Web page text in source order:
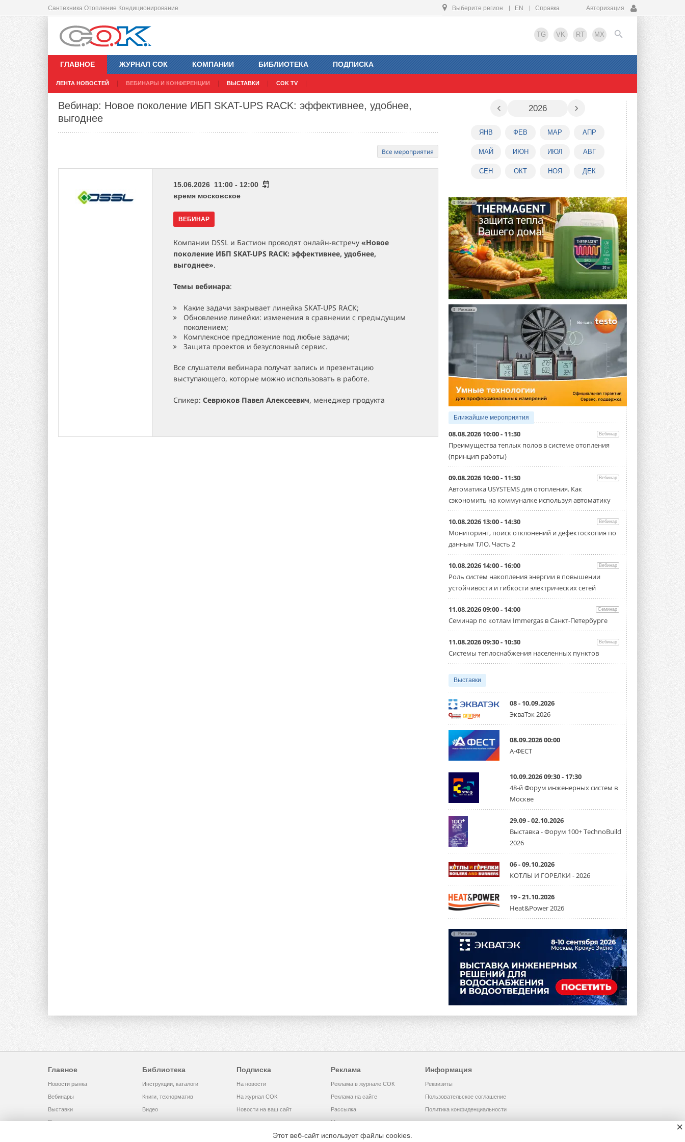
Сантехника Отопление Кондиционирование Выберите регион EN Справка Авторизация
TG VK RT MX
ГЛАВНОЕ
ЛЕНТА НОВОСТЕЙ ВЕБИНАРЫ И КОНФЕРЕНЦИИ ВЫСТАВКИ COK TV
ЖУРНАЛ СОК КОМПАНИИ БИБЛИОТЕКА ПОДПИСКА
EN
Вебинар: Новое поколение ИБП SKAT-UPS RACK: эффективнее, удобнее,
выгоднее
Все мероприятия
15.06.2026 11:00 - 12:00
время московское
ВЕБИНАР
Компании DSSL и Бастион проводят онлайн-встречу «Новое
поколение ИБП SKAT-UPS RACK: эффективнее, удобнее,
выгоднее».
Темы вебинара:
Какие задачи закрывает линейка SKAT-UPS RACK;
Обновление линейки: изменения в сравнении с предыдущим
поколением;
Комплексное предложение под любые задачи;
Защита проектов и безусловный сервис.
Все слушатели вебинара получат запись и презентацию
выступающего, которые можно использовать в работе.
Спикер: Севрюков Павел Алексеевич, менеджер продукта
‹ 2026 ›
ЯНВ ФЕВ МАР АПР
МАЙ ИЮН ИЮЛ АВГ
СЕН ОКТ НОЯ ДЕК
Реклама
Реклама
Ближайшие мероприятия
08.08.2026 10:00 - 11:30 Вебинар
Преимущества теплых полов в системе отопления
(принцип работы)
09.08.2026 10:00 - 11:30 Вебинар
Автоматика USYSTEMS для отопления. Как
сэкономить на коммуналке используя автоматику
10.08.2026 13:00 - 14:30 Вебинар
Мониторинг, поиск отклонений и дефектоскопия по
данным ТЛО. Часть 2
10.08.2026 14:00 - 16:00 Вебинар
Роль систем накопления энергии в повышении
устойчивости и гибкости электрических сетей
11.08.2026 09:00 - 14:00 Семинар
Семинар по котлам Immergas в Санкт-Петербурге
11.08.2026 09:30 - 10:30 Вебинар
Системы теплоснабжения населенных пунктов
Выставки
08 - 10.09.2026
ЭкваТэк 2026
08.09.2026 00:00
А-ФЕСТ
10.09.2026 09:30 - 17:30
48-й Форум инженерных систем в
Москве
29.09 - 02.10.2026
Выставка - Форум 100+ TechnoBuild
2026
06 - 09.10.2026
КОТЛЫ И ГОРЕЛКИ - 2026
19 - 21.10.2026
Heat&Power 2026
Реклама
Главное
Новости рынка
Вебинары
Выставки
Помощь
Библиотека
Инструкции, каталоги
Книги, технорматив
Видео
Подписка
На новости
На журнал СОК
Новости на ваш сайт
Реклама
Реклама в журнале СОК
Реклама на сайте
Рассылка
Медиакит
Информация
Реквизиты
Пользовательское соглашение
Политика конфиденциальности
Этот веб-сайт использует файлы cookies.
×